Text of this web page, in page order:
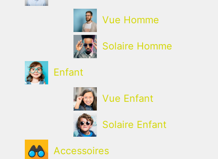
Vue Homme
Solaire Homme
Enfant
Vue Enfant
Solaire Enfant
Accessoires